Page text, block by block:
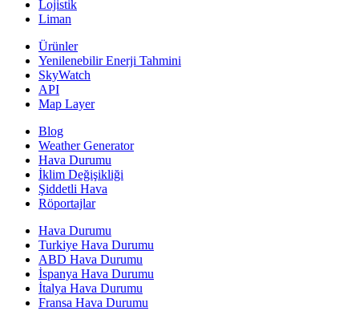
Lojistik
Liman
Ürünler
Yenilenebilir Enerji Tahmini
SkyWatch
API
Map Layer
Blog
Weather Generator
Hava Durumu
İklim Değişikliği
Şiddetli Hava
Röportajlar
Hava Durumu
Turkiye Hava Durumu
ABD Hava Durumu
İspanya Hava Durumu
İtalya Hava Durumu
Fransa Hava Durumu